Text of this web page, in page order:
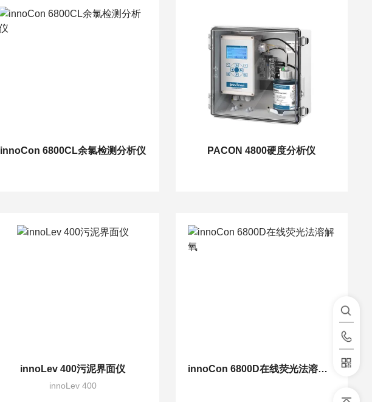
innoCon 6800CL余氯检测分析仪 PACON 4800硬度分析仪
innoLev 400污泥界面仪
innoLev 400
innoCon 6800D在线荧光法溶解氧